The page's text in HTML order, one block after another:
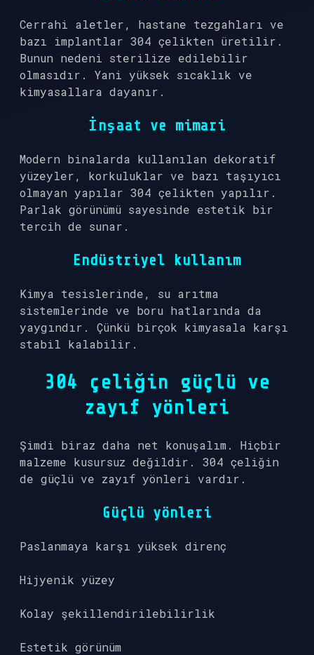
Cerrahi aletler, hastane tezgahları ve
bazı implantlar 304 çelikten üretilir.
Bunun nedeni sterilize edilebilir
olmasıdır. Yani yüksek sıcaklık ve
kimyasallara dayanır.
İnşaat ve mimari
Modern binalarda kullanılan dekoratif
yüzeyler, korkuluklar ve bazı taşıyıcı
olmayan yapılar 304 çelikten yapılır.
Parlak görünümü sayesinde estetik bir
tercih de sunar.
Endüstriyel kullanım
Kimya tesislerinde, su arıtma
sistemlerinde ve boru hatlarında da
yaygındır. Çünkü birçok kimyasala karşı
stabil kalabilir.
304 çeliğin güçlü ve
zayıf yönleri
Şimdi biraz daha net konuşalım. Hiçbir
malzeme kusursuz değildir. 304 çeliğin
de güçlü ve zayıf yönleri vardır.
Güçlü yönleri
Paslanmaya karşı yüksek direnç
Hijyenik yüzey
Kolay şekillendirilebilirlik
Estetik görünüm